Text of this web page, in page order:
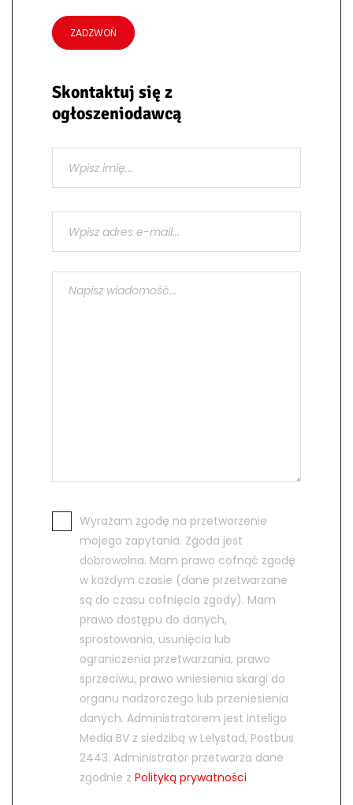
ZADZWOŃ
Skontaktuj się z
ogłoszeniodawcą
Wyrażam zgodę na przetworzenie
mojego zapytania. Zgoda jest
dobrowolna. Mam prawo cofnąć zgodę
w każdym czasie (dane przetwarzane
są do czasu cofnięcia zgody). Mam
prawo dostępu do danych,
sprostowania, usunięcia lub
ograniczenia przetwarzania, prawo
sprzeciwu, prawo wniesienia skargi do
organu nadzorczego lub przeniesienia
danych. Administratorem jest Inteligo
Media BV z siedzibą w Lelystad, Postbus
2443. Administrator przetwarza dane
zgodnie z Polityką prywatności